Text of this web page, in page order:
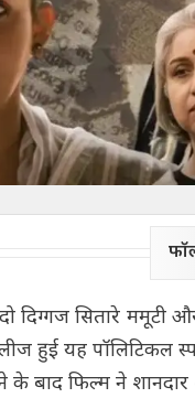
दिग्गज सितारे ममूटी
हुई यह पॉलिटिकल
के बाद फिल्म ने